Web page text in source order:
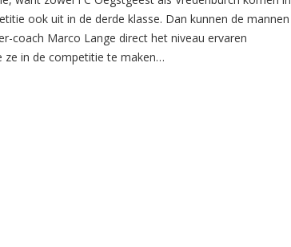
ook uit in de derde klasse. Dan kunnen de mannen
coach Marco Lange direct het niveau ervaren
ze in de competitie te maken…